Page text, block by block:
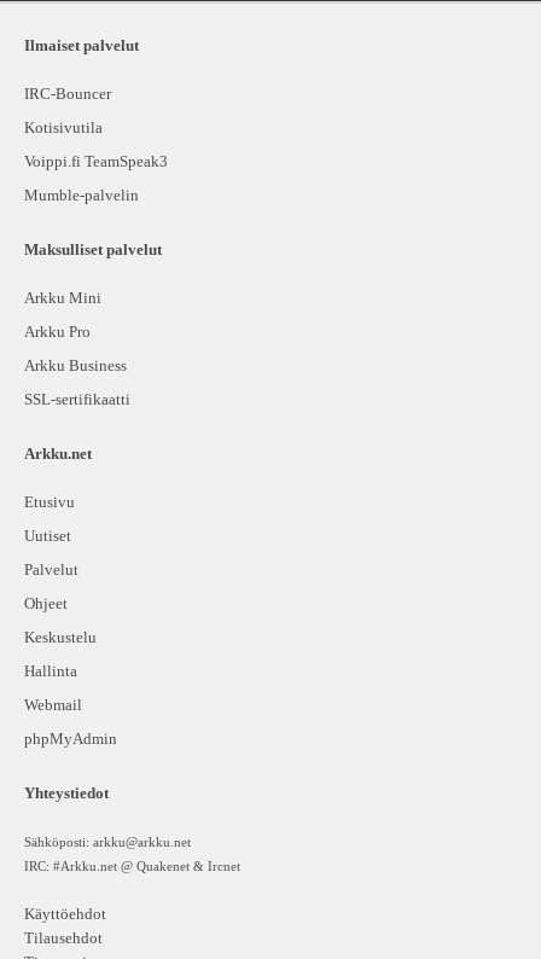
Ilmaiset palvelut
IRC-Bouncer
Kotisivutila
Voippi.fi TeamSpeak3
Mumble-palvelin
Maksulliset palvelut
Arkku Mini
Arkku Pro
Arkku Business
SSL-sertifikaatti
Arkku.net
Etusivu
Uutiset
Palvelut
Ohjeet
Keskustelu
Hallinta
Webmail
phpMyAdmin
Yhteystiedot
Sähköposti: arkku@arkku.net
IRC: #Arkku.net @ Quakenet & Ircnet
Käyttöehdot
Tilausehdot